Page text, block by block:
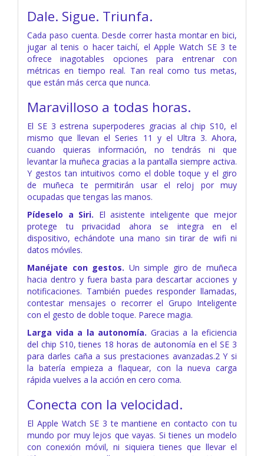
Dale. Sigue. Triunfa.
Cada paso cuenta. Desde correr hasta montar en bici,
jugar al tenis o hacer taichí, el Apple Watch SE 3 te
ofrece inagotables opciones para entrenar con
métricas en tiempo real. Tan real como tus metas,
que están más cerca que nunca.
Maravilloso a todas horas.
El SE 3 estrena superpoderes gracias al chip S10, el
mismo que llevan el Series 11 y el Ultra 3. Ahora,
cuando quieras información, no tendrás ni que
levantar la muñeca gracias a la pantalla siempre activa.
Y gestos tan intuitivos como el doble toque y el giro
de muñeca te permitirán usar el reloj por muy
ocupadas que tengas las manos.
Pídeselo a Siri. El asistente inteligente que mejor
protege tu privacidad ahora se integra en el
dispositivo, echándote una mano sin tirar de wifi ni
datos móviles.
Manéjate con gestos. Un simple giro de muñeca
hacia dentro y fuera basta para descartar acciones y
notificaciones. También puedes responder llamadas,
contestar mensajes o recorrer el Grupo Inteligente
con el gesto de doble toque. Parece magia.
Larga vida a la autonomía. Gracias a la eficiencia
del chip S10, tienes 18 horas de autonomía en el SE 3
para darles caña a sus prestaciones avanzadas.2 Y si
la batería empieza a flaquear, con la nueva carga
rápida vuelves a la acción en cero coma.
Conecta con la velocidad.
El Apple Watch SE 3 te mantiene en contacto con tu
mundo por muy lejos que vayas. Si tienes un modelo
con conexión móvil, ni siquiera tienes que llevar el